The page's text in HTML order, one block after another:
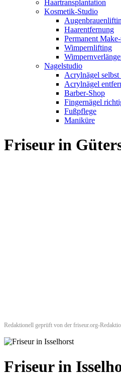
Haartransplantation
Kosmetik-Studio
Haarentfernung
Permanent
Wimpernlifting
Nagelstudio
Acrylnägel selbst
Acrylnägel
Barber-Shop
Fingernägel
Fußpflege
Maniküre
Friseur in
Redaktionell geprüft von der friseur.org-
Friseur in